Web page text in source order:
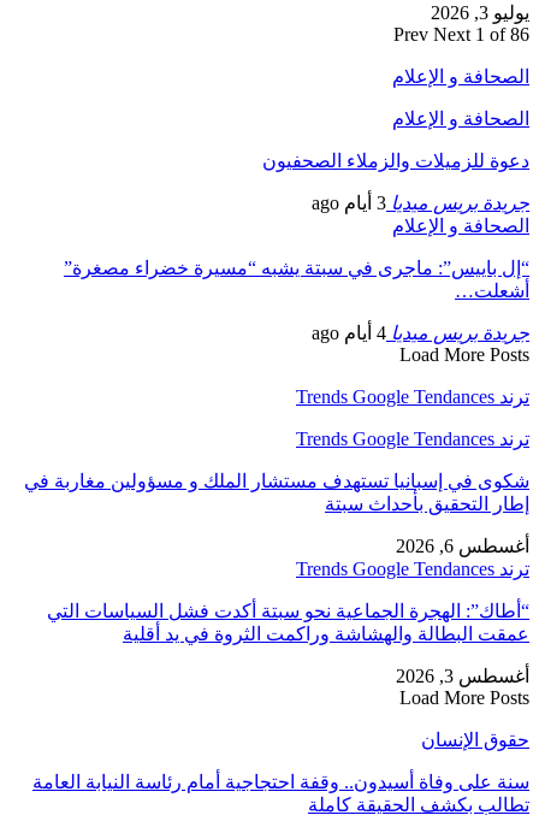
يوليو 3, 2026
Prev Next 1 of 86
الصحافة و الإعلام
الصحافة و الإعلام
دعوة للزميلات والزملاء الصحفيون
جريدة بريس ميديا 3 أيام ago
الصحافة و الإعلام
“إل باييس”: ماجرى في سبتة يشبه “مسيرة خضراء مصغرة”
أشعلت…
جريدة بريس ميديا 4 أيام ago
Load More Posts
ترند Trends Google Tendances
ترند Trends Google Tendances
شكوى في إسبانيا تستهدف مستشار الملك و مسؤولين مغاربة في
إطار التحقيق بأحداث سبتة
أغسطس 6, 2026
ترند Trends Google Tendances
“أطاك”: الهجرة الجماعية نحو سبتة أكدت فشل السياسات التي
عمقت البطالة والهشاشة وراكمت الثروة في يد أقلية
أغسطس 3, 2026
Load More Posts
حقوق الإنسان
سنة على وفاة أسيدون.. وقفة احتجاجية أمام رئاسة النيابة العامة
تطالب بكشف الحقيقة كاملة